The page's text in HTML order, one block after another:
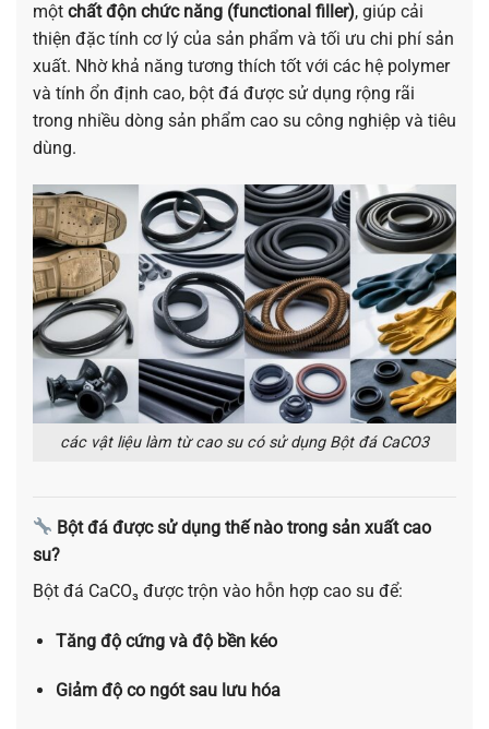
một chất độn chức năng (functional filler), giúp cải
thiện đặc tính cơ lý của sản phẩm và tối ưu chi phí sản
xuất. Nhờ khả năng tương thích tốt với các hệ polymer
và tính ổn định cao, bột đá được sử dụng rộng rãi
trong nhiều dòng sản phẩm cao su công nghiệp và tiêu
dùng.
các vật liệu làm từ cao su có sử dụng Bột đá CaCO3
Bột đá được sử dụng thế nào trong sản xuất cao
su?
Bột đá CaCO₃ được trộn vào hỗn hợp cao su để:
Tăng độ cứng và độ bền kéo
Giảm độ co ngót sau lưu hóa